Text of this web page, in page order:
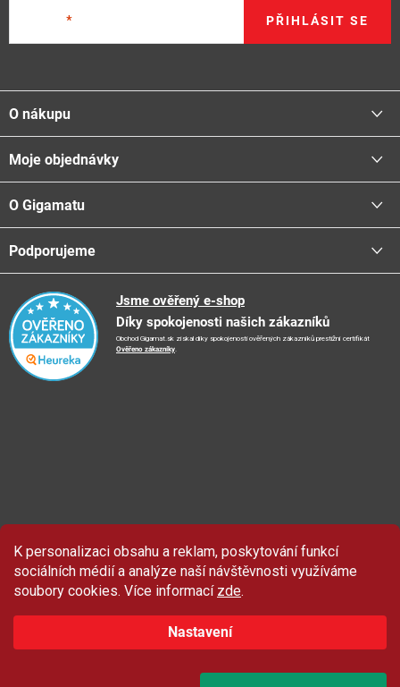
K personalizaci obsahu a reklam, poskytování funkcí
sociálních médií a analýze naší návštěvnosti využíváme
soubory cookies. Více informací zde.
Nastavení
PŘIHLÁSIT SE
á
p
a
O nákupu
Proč nakupovat u nás
Doprava - možnosti
Platba - možnosti
Centrála a odběrná místa
Reklamační řád
Vrácení zboží a reklamace
Doporučení při nákupu
Ochrana osobních údajů
Moje objednávky
Přihlásit
Stav objednávky
O Gigamatu
📞Kontakty
🚛Logistické centrum
📺TV reklama
📝Blog
🤝 Partneři
Hodnocení obchodu
Podporujeme
Podporujeme
🏨FN Bulovka
🏨Nemocnice Homolka
Jsme ověřený e-shop
Díky spokojenosti našich zákazníků
Obchod Gigamat.sk získal díky spokojenosti ověřených zákazníků prestižní certifikát
Ověřeno zákazníky